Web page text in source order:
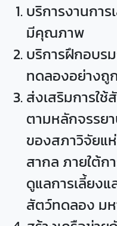
บริการงานกา
มีคุณภาพ
บริการฝึกอบร
ทดลองอย่างถู
ส่งเสริมการใ
ตามหลักจรรย
ของสภาวิจัยแ
สากล ภายใต้ก
ดูแลการเลี้ยง
สัตว์ทดลอง มห